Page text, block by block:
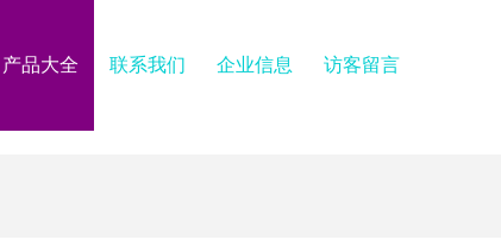
产品大全 联系我们 企业信息 访客留言